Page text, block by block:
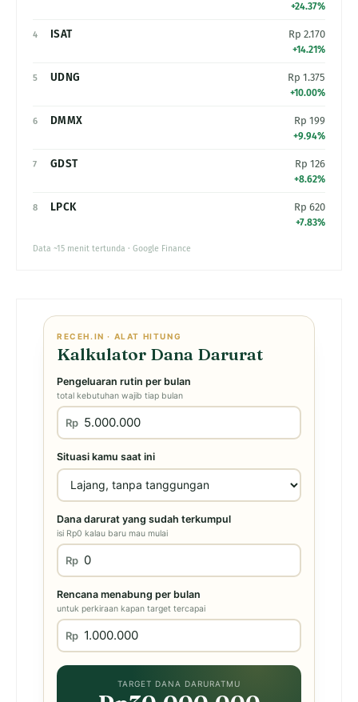
+24.37%
4 ISAT Rp 2.170
+14.21%
5 UDNG Rp 1.375
+10.00%
6 DMMX Rp 199
+9.94%
7 GDST Rp 126
+8.62%
8 LPCK Rp 620
+7.83%
Data ~15 menit tertunda · Google Finance
RECEH.IN · ALAT HITUNG
Kalkulator Dana Darurat
Pengeluaran rutin per bulan
total kebutuhan wajib tiap bulan
Rp
Situasi kamu saat ini
Dana darurat yang sudah terkumpul
isi Rp0 kalau baru mau mulai
Rp
Rencana menabung per bulan
untuk perkiraan kapan target tercapai
Rp
TARGET DANA DARURATMU